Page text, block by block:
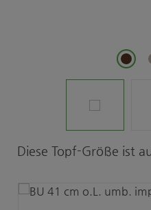
Produktgalerie
Diese Topf-Größe ist